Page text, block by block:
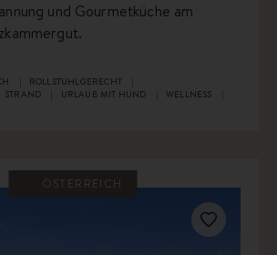
und Gourmetküche am
ROLLSTUHLGERECHT
STRAND URLAUB MIT HUND
WELLNESS
ÖSTERREICH